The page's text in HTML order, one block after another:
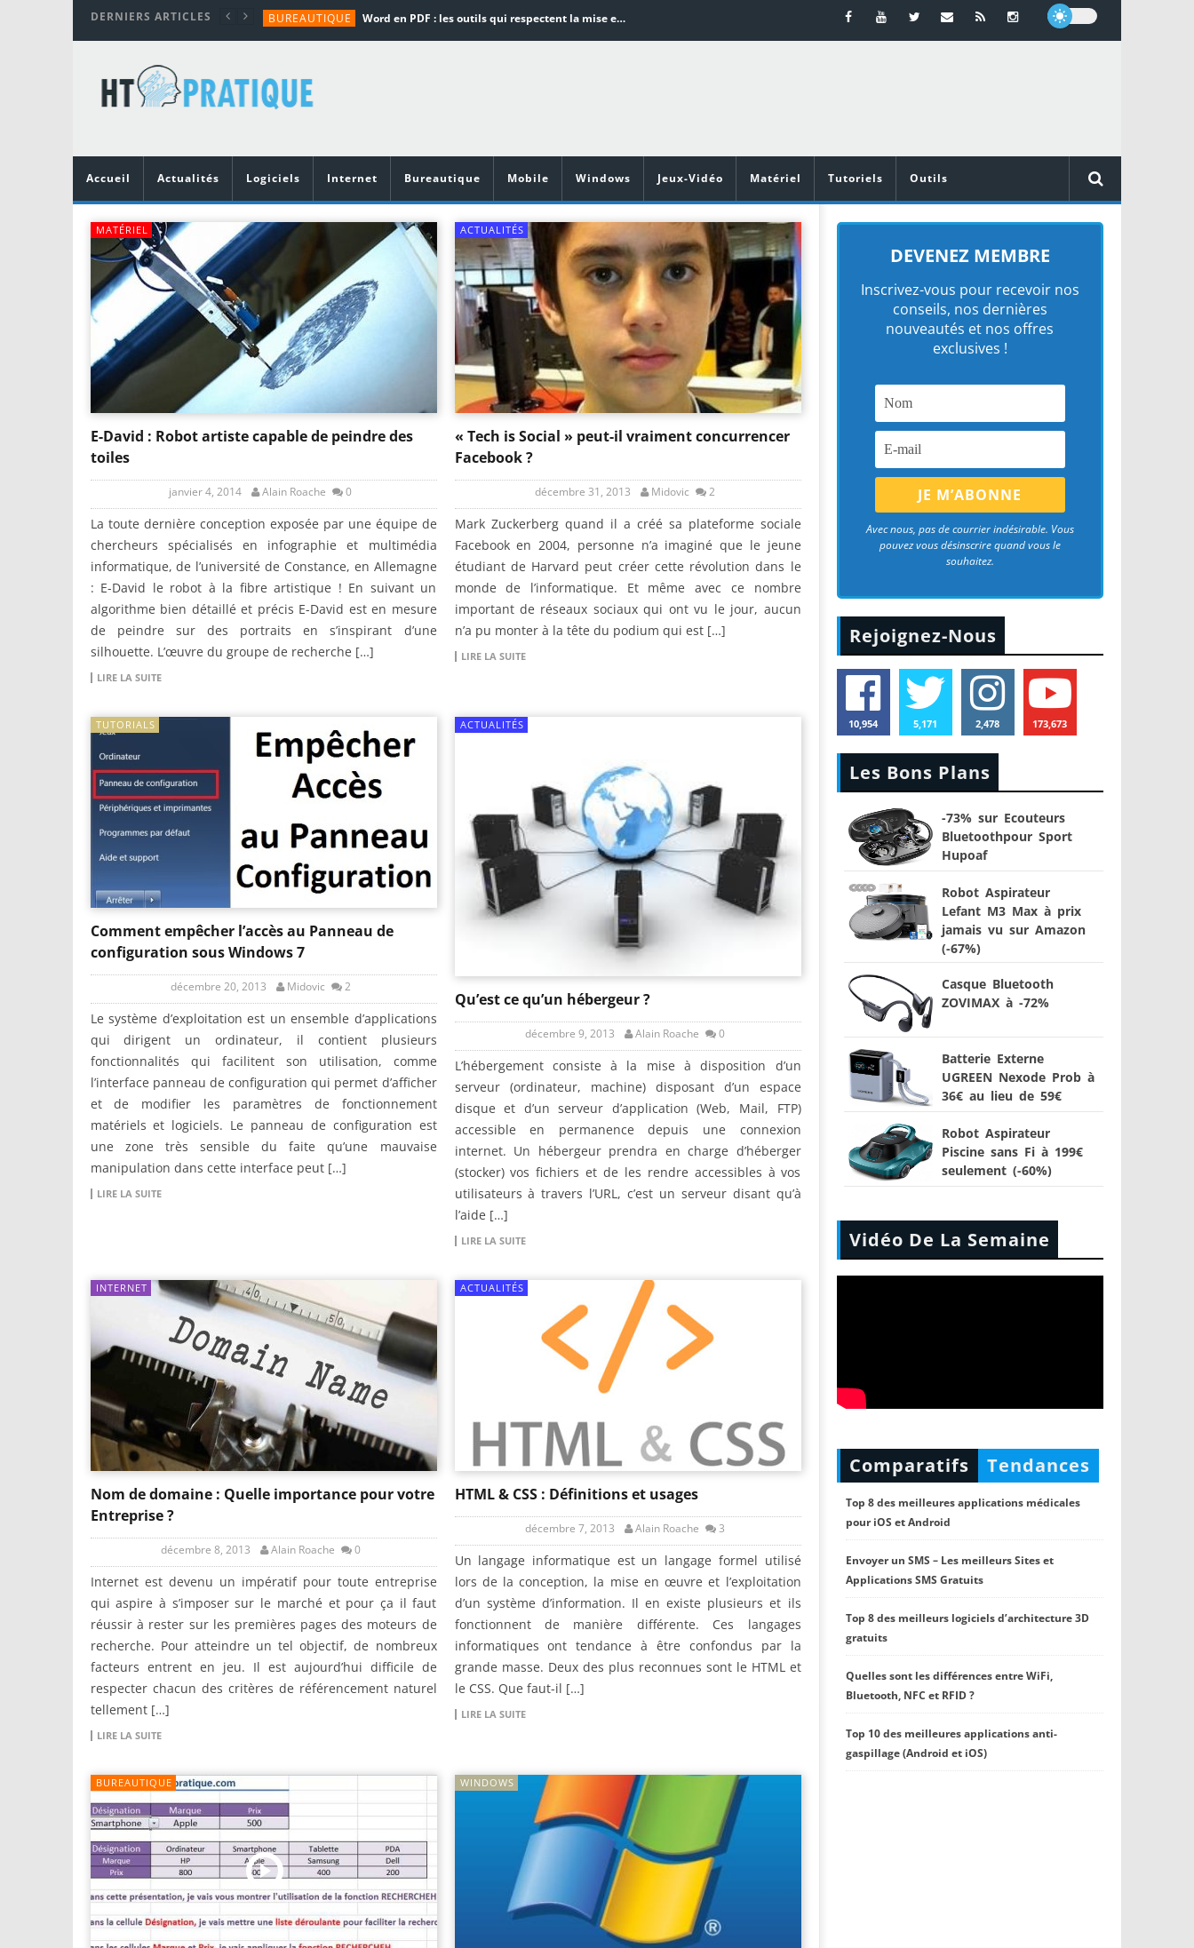
DERNIERS ARTICLES BUREAUTIQUE Word en PDF : les outils qui respectent la mise en page
TUTORIALS
MATÉRIEL
Vidéoprojecteurs Asus : Top 6 des meilleurs modèles de la marque
Accueil
Actualités Logiciels Internet Bureautique Mobile Windows Jeux-Vidéo Matériel Tutoriels Outils
MATÉRIEL
E-David : Robot artiste capable de peindre des
toiles
janvier 4, 2014 Alain Roache 0
La toute dernière conception exposée par une équipe de
chercheurs spécialisés en infographie et multimédia
informatique, de l’université de Constance, en Allemagne
: E-David le robot à la fibre artistique ! En suivant un
algorithme bien détaillé et précis E-David est en mesure
de peindre sur des portraits en s’inspirant d’une
silhouette. L’œuvre du groupe de recherche […]
LIRE LA SUITE
ACTUALITÉS
« Tech is Social » peut-il vraiment concurrencer
Facebook ?
décembre 31, 2013 Midovic 2
Mark Zuckerberg quand il a créé sa plateforme sociale
Facebook en 2004, personne n’a imaginé que le jeune
étudiant de Harvard peut créer cette révolution dans le
monde de l’informatique. Et même avec ce nombre
important de réseaux sociaux qui ont vu le jour, aucun
n’a pu monter à la tête du podium qui est […]
LIRE LA SUITE
TUTORIALS
Comment empêcher l’accès au Panneau de
configuration sous Windows 7
décembre 20, 2013 Midovic 2
Le système d’exploitation est un ensemble d’applications
qui dirigent un ordinateur, il contient plusieurs
fonctionnalités qui facilitent son utilisation, comme
l’interface panneau de configuration qui permet d’afficher
et de modifier les paramètres de fonctionnement
matériels et logiciels. Le panneau de configuration est
une zone très sensible du faite qu’une mauvaise
manipulation dans cette interface peut […]
LIRE LA SUITE
ACTUALITÉS
Qu’est ce qu’un hébergeur ?
décembre 9, 2013 Alain Roache 0
L’hébergement consiste à la mise à disposition d’un
serveur (ordinateur, machine) disposant d’un espace
disque et d’un serveur d’application (Web, Mail, FTP)
accessible en permanence depuis une connexion
internet. Un hébergeur prendra en charge d’héberger
(stocker) vos fichiers et de les rendre accessibles à vos
utilisateurs à travers l’URL, c’est un serveur disant qu’à
l’aide […]
LIRE LA SUITE
INTERNET
Nom de domaine : Quelle importance pour votre
Entreprise ?
décembre 8, 2013 Alain Roache 0
Internet est devenu un impératif pour toute entreprise
qui aspire à s’imposer sur le marché et pour ça il faut
réussir à rester sur les premières pages des moteurs de
recherche. Pour atteindre un tel objectif, de nombreux
facteurs entrent en jeu. Il est aujourd’hui difficile de
respecter chacun des critères de référencement naturel
tellement […]
LIRE LA SUITE
ACTUALITÉS
HTML & CSS : Définitions et usages
décembre 7, 2013 Alain Roache 3
Un langage informatique est un langage formel utilisé
lors de la conception, la mise en œuvre et l’exploitation
d’un système d’information. Il en existe plusieurs et ils
fonctionnent de manière différente. Ces langages
informatiques ont tendance à être confondus par la
grande masse. Deux des plus reconnues sont le HTML et
le CSS. Que faut-il […]
LIRE LA SUITE
BUREAUTIQUE WINDOWS
DEVENEZ MEMBRE
Inscrivez-vous pour recevoir nos
conseils, nos dernières
nouveautés et nos offres
exclusives !
Avec nous, pas de courrier indésirable. Vous
pouvez vous désinscrire quand vous le
souhaitez.
Rejoignez-Nous
10,954 5,171 2,478 173,673
Les Bons Plans
-73% sur Ecouteurs
Bluetoothpour Sport
Hupoaf
Robot Aspirateur
Lefant M3 Max à prix
jamais vu sur Amazon
(-67%)
Casque Bluetooth
ZOVIMAX à -72%
Batterie Externe
UGREEN Nexode Prob à
36€ au lieu de 59€
Robot Aspirateur
Piscine sans Fi à 199€
seulement (-60%)
Vidéo De La Semaine
Comparatifs Tendances
Top 8 des meilleures applications médicales
pour iOS et Android
Envoyer un SMS – Les meilleurs Sites et
Applications SMS Gratuits
Top 8 des meilleurs logiciels d’architecture 3D
gratuits
Quelles sont les différences entre WiFi,
Bluetooth, NFC et RFID ?
Top 10 des meilleures applications anti-
gaspillage (Android et iOS)